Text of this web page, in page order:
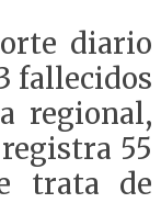
diario
fallecidos
regional,
55
trata de